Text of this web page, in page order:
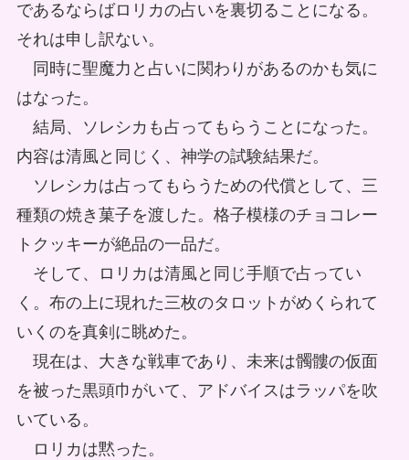
であるならばロリカの占いを裏切ることになる。
それは申し訳ない。
同時に聖魔力と占いに関わりがあるのかも気に
はなった。
結局、ソレシカも占ってもらうことになった。
内容は清風と同じく、神学の試験結果だ。
ソレシカは占ってもらうための代償として、三
種類の焼き菓子を渡した。格子模様のチョコレー
トクッキーが絶品の一品だ。
そして、ロリカは清風と同じ手順で占ってい
く。布の上に現れた三枚のタロットがめくられて
いくのを真剣に眺めた。
現在は、大きな戦車であり、未来は髑髏の仮面
を被った黒頭巾がいて、アドバイスはラッパを吹
いている。
ロリカは黙った。